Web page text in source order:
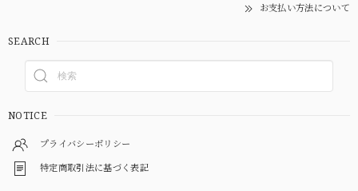
お支払い方法について
SEARCH
NOTICE
プライバシーポリシー
特定商取引法に基づく表記